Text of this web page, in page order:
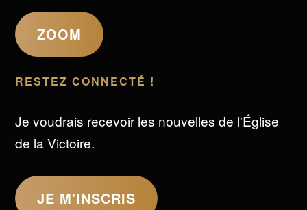
ZOOM
RESTEZ CONNECTÉ !
Je voudrais recevoir les nouvelles de l'Église
de la Victoire.
JE M'INSCRIS